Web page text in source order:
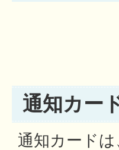
通知カー
通知カード